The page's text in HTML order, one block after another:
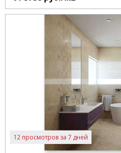
12 просмотров за 7 дней